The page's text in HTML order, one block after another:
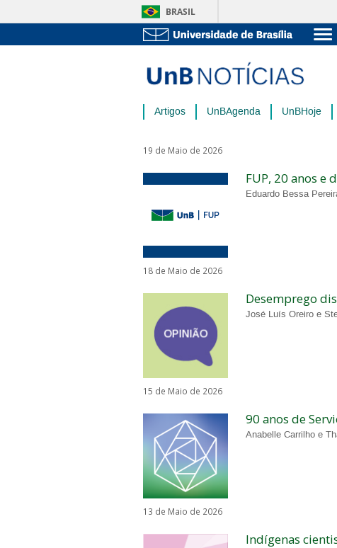
BRASIL
Artigos UnBAgenda UnBHoje
19 de Maio de 2026
FUP, 20 anos e
Eduardo Bessa
18 de Maio de 2026
Desemprego
José Luís Oreiro e
15 de Maio de 2026
90 anos de
Anabelle Carrilho e
13 de Maio de 2026
Indígenas